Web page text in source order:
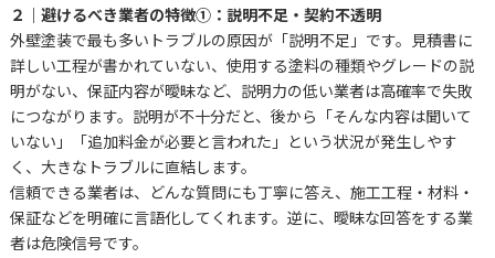
２｜避けるべき業者の特徴①：説明不足・契約不透明
外壁塗装で最も多いトラブルの原因が「説明不足」です。見積書に
詳しい工程が書かれていない、使用する塗料の種類やグレードの説
明がない、保証内容が曖昧など、説明力の低い業者は高確率で失敗
につながります。説明が不十分だと、後から「そんな内容は聞いて
いない」「追加料金が必要と言われた」という状況が発生しやす
く、大きなトラブルに直結します。
信頼できる業者は、どんな質問にも丁寧に答え、施工工程・材料・
保証などを明確に言語化してくれます。逆に、曖昧な回答をする業
者は危険信号です。